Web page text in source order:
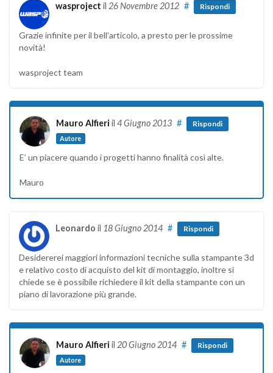
wasproject il 26 Novembre 2012 # Rispondi
Grazie infinite per il bell’articolo, a presto per le prossime
novità!
wasproject team
Mauro Alfieri il 4 Giugno 2013
Autore
# Rispondi
E’ un piacere quando i progetti hanno finalità così alte.
Mauro
Leonardo il 18 Giugno 2014 # Rispondi
Desidererei maggiori informazioni tecniche sulla stampante 3d
e relativo costo di acquisto del kit di montaggio, inoltre si
chiede se è possibile richiedere il kit della stampante con un
piano di lavorazione più grande.
Mauro Alfieri il 20 Giugno 2014
Autore
# Rispondi